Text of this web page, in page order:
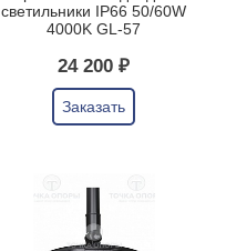
светильники IP66 50/60W
4000K GL-57
24 200 ₽
Заказать